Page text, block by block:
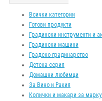
Всички категории
Готови продукти
Градински инструменти и
Градински машини
Градско градинарство
Детска серия
Домашни любимци
За Вино и Ракия
Колички и макари за